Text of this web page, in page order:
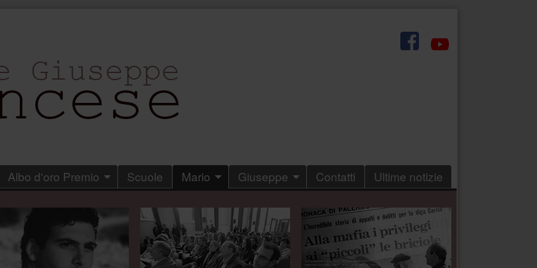
Albo d'oro Premio Scuole Mario Giuseppe Contatti Ultime notizie